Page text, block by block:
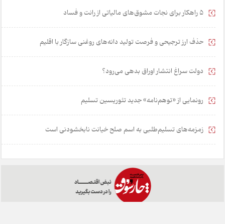
۵ راهکار برای نجات مشوق‌های مالیاتی از رانت و فساد
حذف ارز ترجیحی و فرصت تولید دانه‌های روغنی سازگار با اقلیم
دولت سراغ انتشار اوراق بدهی می‌رود؟
رونمایی از «توهم‌نامه» جدید تئور‌یسین تسلیم
زمزمه‌های تسلیم‌طلبی به اسم صلح خیانت نابخشودنی است